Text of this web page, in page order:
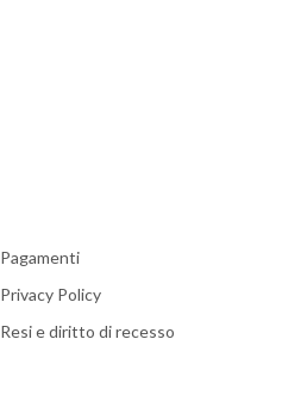
Pagamenti
Privacy Policy
Resi e diritto di recesso